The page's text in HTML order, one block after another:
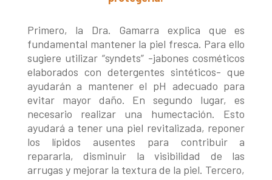
Primero, la Dra. Gamarra explica que es
fundamental mantener la piel fresca. Para ello
sugiere utilizar “syndets” -jabones cosméticos
elaborados con detergentes sintéticos- que
ayudarán a mantener el pH adecuado para
evitar mayor daño. En segundo lugar, es
necesario realizar una humectación. Esto
ayudará a tener una piel revitalizada, reponer
los lípidos ausentes para contribuir a
repararla, disminuir la visibilidad de las
arrugas y mejorar la textura de la piel. Tercero,